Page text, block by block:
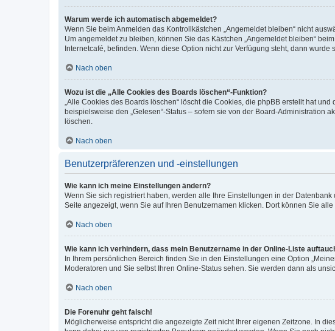
Warum werde ich automatisch abgemeldet?
Wenn Sie beim Anmelden das Kontrollkästchen „Angemeldet bleiben“ nicht
Um angemeldet zu bleiben, können Sie das Kästchen „Angemeldet bleiben“
Internetcafé, befinden. Wenn diese Option nicht zur Verfügung steht, dann
Nach oben
Wozu ist die „Alle Cookies des Boards löschen“-Funktion?
„Alle Cookies des Boards löschen“ löscht die Cookies, die phpBB erstellt hat
beispielsweise den „Gelesen“-Status – sofern sie von der Board-Administration
löschen.
Nach oben
Benutzerpräferenzen und -einstellungen
Wie kann ich meine Einstellungen ändern?
Wenn Sie sich registriert haben, werden alle Ihre Einstellungen in der
Seite angezeigt, wenn Sie auf Ihren Benutzernamen klicken. Dort können Sie alle
Nach oben
Wie kann ich verhindern, dass mein Benutzername in der Online-Liste
In Ihrem persönlichen Bereich finden Sie in den Einstellungen eine Option
Moderatoren und Sie selbst Ihren Online-Status sehen. Sie werden dann als
Nach oben
Die Forenuhr geht falsch!
Möglicherweise entspricht die angezeigte Zeit nicht Ihrer eigenen Zeitzone. In